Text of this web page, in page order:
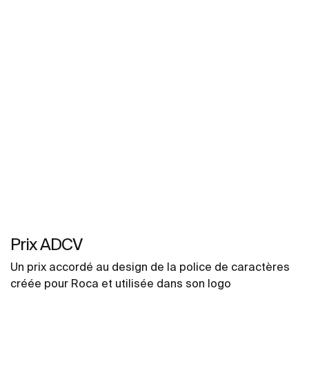
Prix ADCV
Un prix accordé au design de la police de caractères
créée pour Roca et utilisée dans son logo